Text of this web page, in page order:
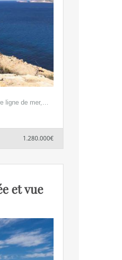
ligne de mer,…
1.280.000€
et vue